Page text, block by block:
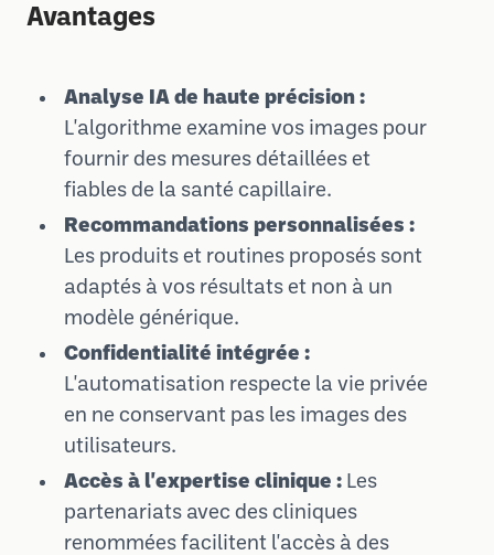
Avantages
Analyse IA de haute précision :
L'algorithme examine vos images pour
fournir des mesures détaillées et
fiables de la santé capillaire.
Recommandations personnalisées :
Les produits et routines proposés sont
adaptés à vos résultats et non à un
modèle générique.
Confidentialité intégrée :
L'automatisation respecte la vie privée
en ne conservant pas les images des
utilisateurs.
Accès à l'expertise clinique : Les
partenariats avec des cliniques
renommées facilitent l'accès à des